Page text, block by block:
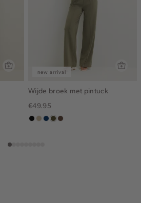
new arrival
Wijde broek met pintuck
€49.95
zwart
lichtzand
donkerblauw
groen,
donkerbruin